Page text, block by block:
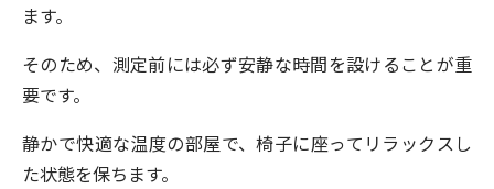
ます。
そのため、測定前には必ず安静な時間を設けることが重
要です。
静かで快適な温度の部屋で、椅子に座ってリラックスし
た状態を保ちます。